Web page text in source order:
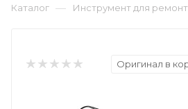
Каталог — Инструмент для
Оригинал в